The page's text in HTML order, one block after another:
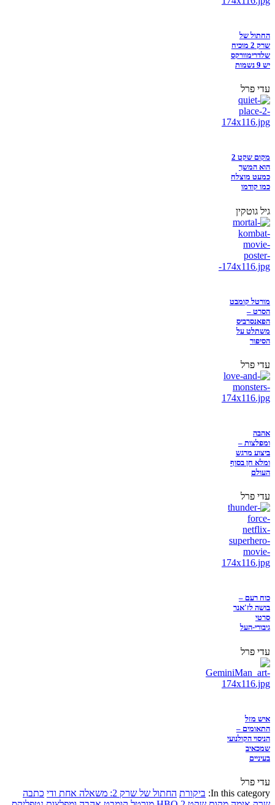
החתול של
שרק 2 מוכיח
שלדרימוורקס
יש 9 נשמות
עדי פרל
מקום שקט 2
הוא המשך
כמעט מוצלח
כמו קודמו
גיל גוטקין
מורטל קומבט
הסרט –
הפאנסרביס
משתלט על
הסיפור
עדי פרל
אהבה
ומפלצות –
ביצוע מרגש
ומלא חן בסוף
העולם
עדי פרל
כוח רעם –
בושה לז'אנר
סרטי
גיבורי-העל
עדי פרל
איש מזל
התאומים –
הניסוי הקולנועי
שמכאיב
בעיניים
עדי פרל
In this category: ביקורת החתול של שרק 2: משאלה אחת ודי
כתבה